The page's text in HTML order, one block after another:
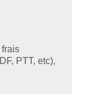
frais
PTT, etc),